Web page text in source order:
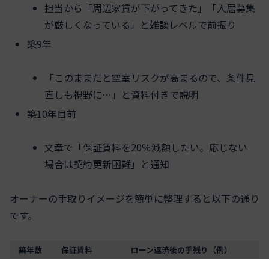
担当から「周辺家賃が下がってきた」「入居募集
が厳しくなっている」と雑談レベルで前振り
築9年
「このままだと空室リスクが高まるので、条件見
直しも視野に…」と資料付きで説明
築10年目前
文章で「保証賃料を20％減額したい。応じない
場合は契約更新困難」と通知
オーナーの手取りイメージを簡単に整理すると以下の通り
です。
築年数 保証賃料
ローン返済後の手残り（例）